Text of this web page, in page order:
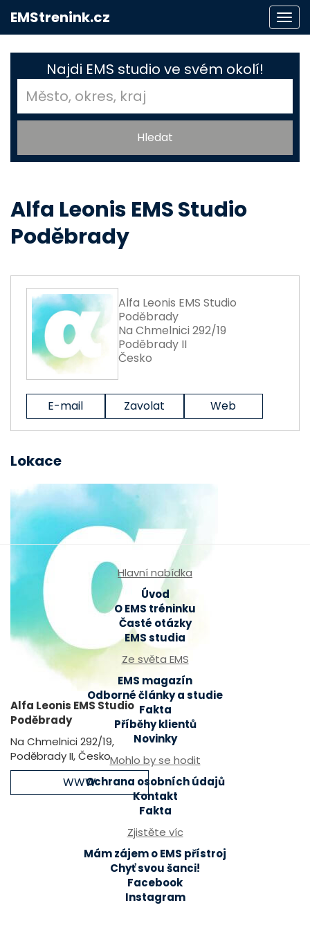
EMStrenink.cz
Najdi EMS studio ve svém okolí!
Alfa Leonis EMS Studio
Poděbrady
Alfa Leonis EMS Studio
Poděbrady
Na Chmelnici 292/19
Poděbrady II
Česko
E-mail Zavolat Web
Lokace
Alfa Leonis EMS Studio
Poděbrady
Na Chmelnici 292/19,
Poděbrady II, Česko
WWW
Hlavní nabídka
Úvod
O EMS tréninku
Časté otázky
EMS studia
Ze světa EMS
EMS magazín
Odborné články a studie
Fakta
Příběhy klientů
Novinky
Mohlo by se hodit
Ochrana osobních údajů
Kontakt
Fakta
Zjistěte víc
Mám zájem o EMS přístroj
Chyť svou šanci!
Facebook
Instagram